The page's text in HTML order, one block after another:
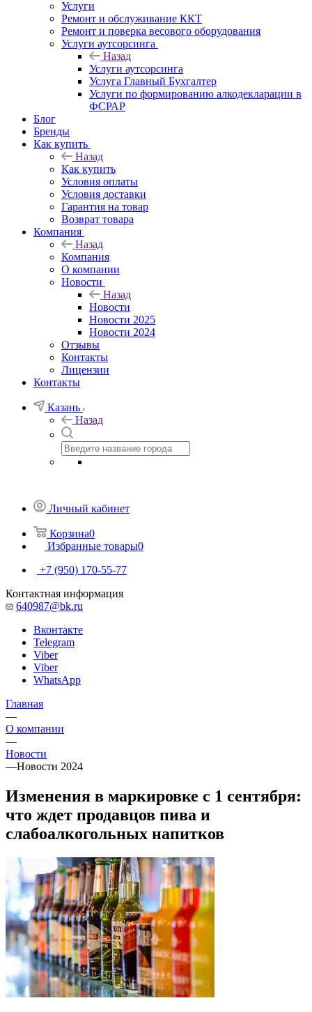
Услуги
Ремонт и обслуживание ККТ
Ремонт и поверка весового оборудования
Услуги аутсорсинга
Назад
Услуги аутсорсинга
Услуга Главный Бухгалтер
Услуги по формированию алкодекларации в
ФСРАР
Блог
Бренды
Как купить
Назад
Как купить
Условия оплаты
Условия доставки
Гарантия на товар
Возврат товара
Компания
Назад
Компания
О компании
Новости
Назад
Новости
Новости 2025
Новости 2024
Отзывы
Контакты
Лицензии
Контакты
Казань
Назад
Личный кабинет
Корзина0
Избранные товары0
+7 (950) 170-55-77
Контактная информация
640987@bk.ru
Вконтакте
Telegram
Viber
Viber
WhatsApp
Главная
—
О компании
—
Новости
—Новости 2024
Изменения в маркировке с 1 сентября:
что ждет продавцов пива и
слабоалкогольных напитков